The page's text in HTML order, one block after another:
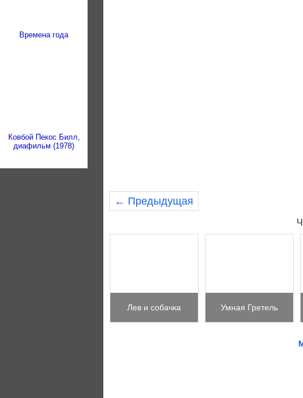
Времена года
Ковбой Пекос Билл,
диафильм (1978)
← Предыдущая
Лев и собачка Умная Гретель